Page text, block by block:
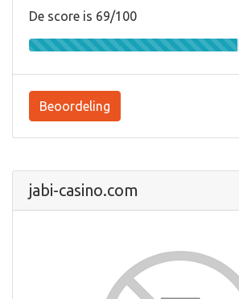
De score is 69/100
Beoordeling
jabi-casino.com